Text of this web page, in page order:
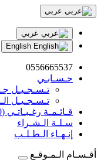
عربي
عربي
0556665537
حـسـابـي
تـسـجـيـل
تـسـجـيـل
قـائـمـة رغـبـاتـي (0)
سـلـة الـشـراء
إنـهـاء الـطـلـب
أقـسـام الـمـوقـع